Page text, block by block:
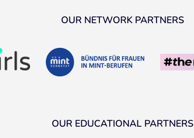
OUR NETWORK PARTNERS
OUR EDUCATIONAL PARTNERS